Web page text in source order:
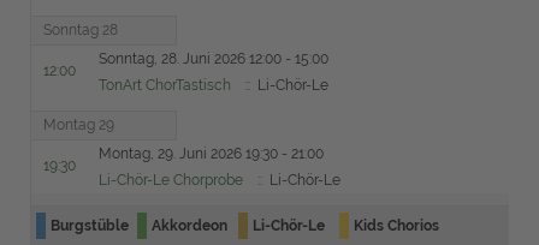
Sonntag 28
12:00
Sonntag, 28. Juni 2026 12:00 - 15:00
TonArt ChorTastisch
:: Li-Chör-Le
Montag 29
19:30
Montag, 29. Juni 2026 19:30 - 21:00
Li-Chör-Le Chorprobe
:: Li-Chör-Le
Burgstüble Akkordeon Li-Chör-Le Kids Chorios